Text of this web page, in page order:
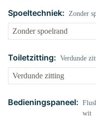
Spoeltechniek: Zonder
Toiletzitting: Verdunde
Bedieningspaneel:
wit